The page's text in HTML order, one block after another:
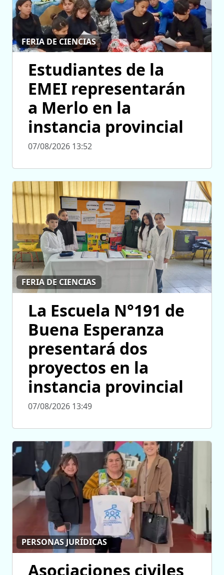
FERIA DE CIENCIAS
Estudiantes de la
EMEI representarán
a Merlo en la
instancia provincial
07/08/2026 13:52
FERIA DE CIENCIAS
La Escuela N°191 de
Buena Esperanza
presentará dos
proyectos en la
instancia provincial
07/08/2026 13:49
PERSONAS JURÍDICAS
Asociaciones civiles